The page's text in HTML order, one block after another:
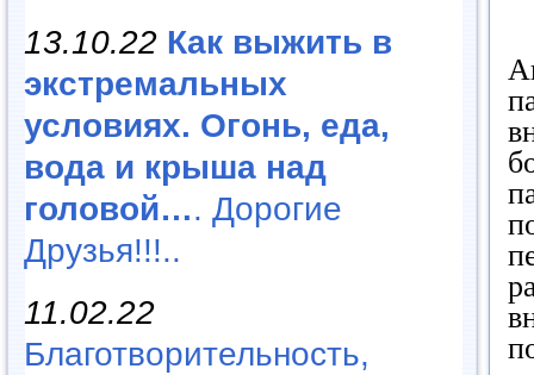
13.10.22 Как выжить в
экстремальных
условиях. Огонь, еда,
вода и крыша над
головой…. Дорогие
Друзья!!!..
11.02.22
Благотворительность,